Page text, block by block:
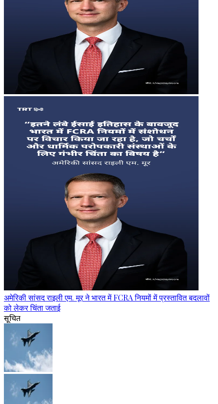
अमेरिकी सांसद राइली एम. मूर ने भारत में FCRA नियमों में प्रस्तावित बदलावों
को लेकर चिंता जताई
सूचित